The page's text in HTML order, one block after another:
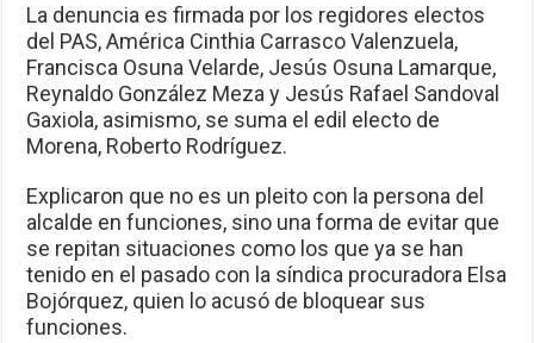
La denuncia es firmada por los regidores electos
del PAS, América Cinthia Carrasco Valenzuela,
Francisca Osuna Velarde, Jesús Osuna Lamarque,
Reynaldo González Meza y Jesús Rafael Sandoval
Gaxiola, asimismo, se suma el edil electo de
Morena, Roberto Rodríguez.
Explicaron que no es un pleito con la persona del
alcalde en funciones, sino una forma de evitar que
se repitan situaciones como los que ya se han
tenido en el pasado con la síndica procuradora Elsa
Bojórquez, quien lo acusó de bloquear sus
funciones.